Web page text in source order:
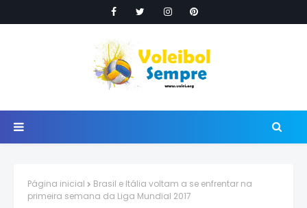
Página inicial
Brasil e Itália voltam a se enfrentar na
primeira semana da Liga Mundial 2017